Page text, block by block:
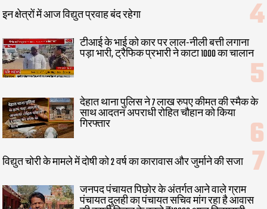
इन क्षेत्रों में आज विद्युत प्रवाह बंद रहेगा
टीआई के भाई को कार पर लाल-नीली बत्ती लगाना
पड़ा भारी, ट्रैफिक प्रभारी ने काटा 1000 का चालान
देहात थाना पुलिस ने 7 लाख रुपए कीमत की स्मैक के
साथ आदतन अपराधी रोहित चौहान को किया
गिरफ्तार
विद्युत चोरी के मामले में दोषी को 2 वर्ष का कारावास और जुर्माने की सजा
जनपद पंचायत पिछोर के अंतर्गत आने वाले ग्राम
पंचायत दुलही का पंचायत सचिव मांग रहा है आवास